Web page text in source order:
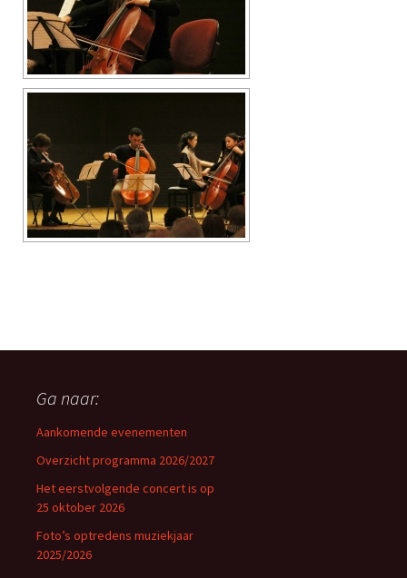
Ga naar:
Aankomende evenementen
Overzicht programma 2026/2027
Het eerstvolgende concert is op
25 oktober 2026
Foto’s optredens muziekjaar
2025/2026